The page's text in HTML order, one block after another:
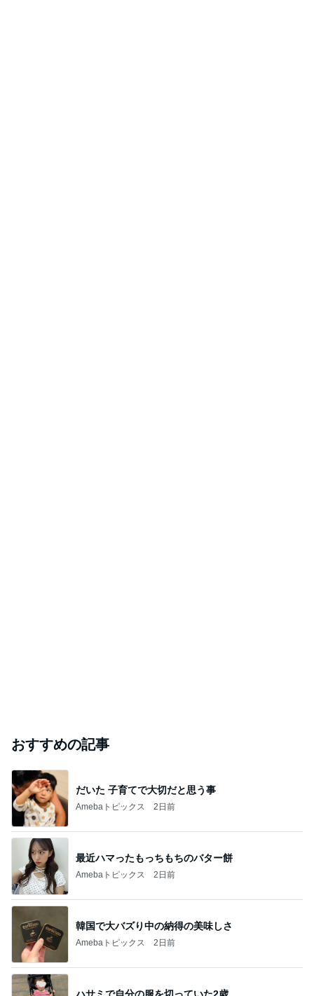
おすすめの記事
だいた 子育てで大切だと思う事
Amebaトピックス 2日前
最近ハマったもっちもちのバター餅
Amebaトピックス 2日前
韓国で大バズり中の納得の美味しさ
Amebaトピックス 2日前
ハサミで自分の服を切っていた2歳